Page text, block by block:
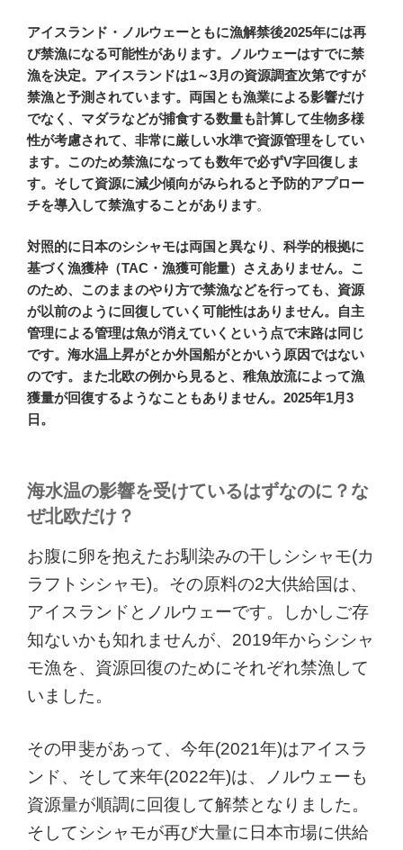
アイスランド・ノルウェーともに漁解禁後2025年には再
び禁漁になる可能性があります。ノルウェーはすでに禁
漁を決定。アイスランドは1～3月の資源調査次第ですが
禁漁と予測されています。両国とも漁業による影響だけ
でなく、マダラなどが捕食する数量も計算して生物多様
性が考慮されて、非常に厳しい水準で資源管理をしてい
ます。このため禁漁になっても数年で必ずV字回復しま
す。そして資源に減少傾向がみられると予防的アプロー
チを導入して禁漁することがあります。
対照的に日本のシシャモは両国と異なり、科学的根拠に
基づく漁獲枠（TAC・漁獲可能量）さえありません。こ
のため、このままのやり方で禁漁などを行っても、資源
が以前のように回復していく可能性はありません。自主
管理による管理は魚が消えていくという点で末路は同じ
です。海水温上昇がとか外国船がとかいう原因ではない
のです。また北欧の例から見ると、稚魚放流によって漁
獲量が回復するようなこともありません。2025年1月3
日。
海水温の影響を受けているはずなのに？な
ぜ北欧だけ？
お腹に卵を抱えたお馴染みの干しシシャモ(カ
ラフトシシャモ)。その原料の2大供給国は、
アイスランドとノルウェーです。しかしご存
知ないかも知れませんが、2019年からシシャ
モ漁を、資源回復のためにそれぞれ禁漁して
いました。
その甲斐があって、今年(2021年)はアイスラ
ンド、そして来年(2022年)は、ノルウェーも
資源量が順調に回復して解禁となりました。
そしてシシャモが再び大量に日本市場に供給